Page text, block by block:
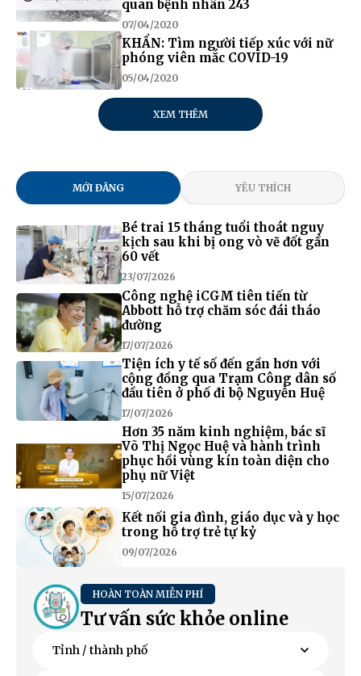
quan bệnh nhân 243
07/04/2020
KHẨN: Tìm người tiếp xúc với nữ
phóng viên mắc COVID-19
05/04/2020
XEM THÊM
MỚI ĐĂNG YÊU THÍCH
Bé trai 15 tháng tuổi thoát nguy
kịch sau khi bị ong vò vẽ đốt gần
60 vết
23/07/2026
Công nghệ iCGM tiên tiến từ
Abbott hỗ trợ chăm sóc đái tháo
đường
17/07/2026
Tiện ích y tế số đến gần hơn với
cộng đồng qua Trạm Công dân số
đầu tiên ở phố đi bộ Nguyễn Huệ
17/07/2026
Hơn 35 năm kinh nghiệm, bác sĩ
Võ Thị Ngọc Huệ và hành trình
phục hồi vùng kín toàn diện cho
phụ nữ Việt
15/07/2026
Kết nối gia đình, giáo dục và y học
trong hỗ trợ trẻ tự kỷ
09/07/2026
HOÀN TOÀN MIỄN PHÍ
Tư vấn sức khỏe online